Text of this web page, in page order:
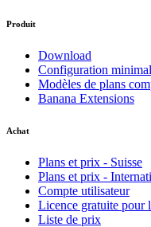
Produit
Download
Configuration
Modèles de plans
Banana Extensions
Achat
Plans et prix - Suisse
Plans et prix -
Compte utilisateur
Licence gratuite pour
Liste de prix